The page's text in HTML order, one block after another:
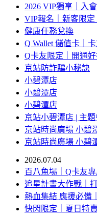
2026 VIP獨享｜入
VIP報名｜新客限
健康任務兌換
Q Wallet 儲值卡｜
Q卡友限定｜開通
京站防詐騙小秘訣
小碧潭店
小碧潭店
小碧潭店
京站小碧潭店 | 主
京站時尚廣場 小碧
京站時尚廣場 小碧
2026.07.04
百八魚場｜Q卡友
追星計畫大作戰｜
熱血集結 應援必備
快閃限定｜夏日特